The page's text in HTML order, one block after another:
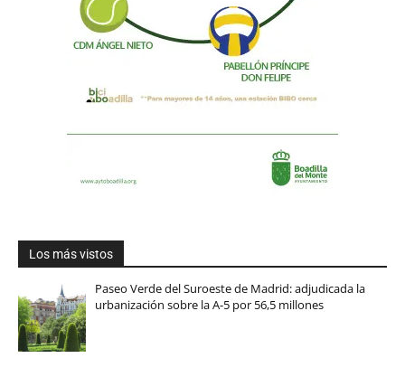
Los más vistos
Paseo Verde del Suroeste de Madrid: adjudicada la
urbanización sobre la A-5 por 56,5 millones